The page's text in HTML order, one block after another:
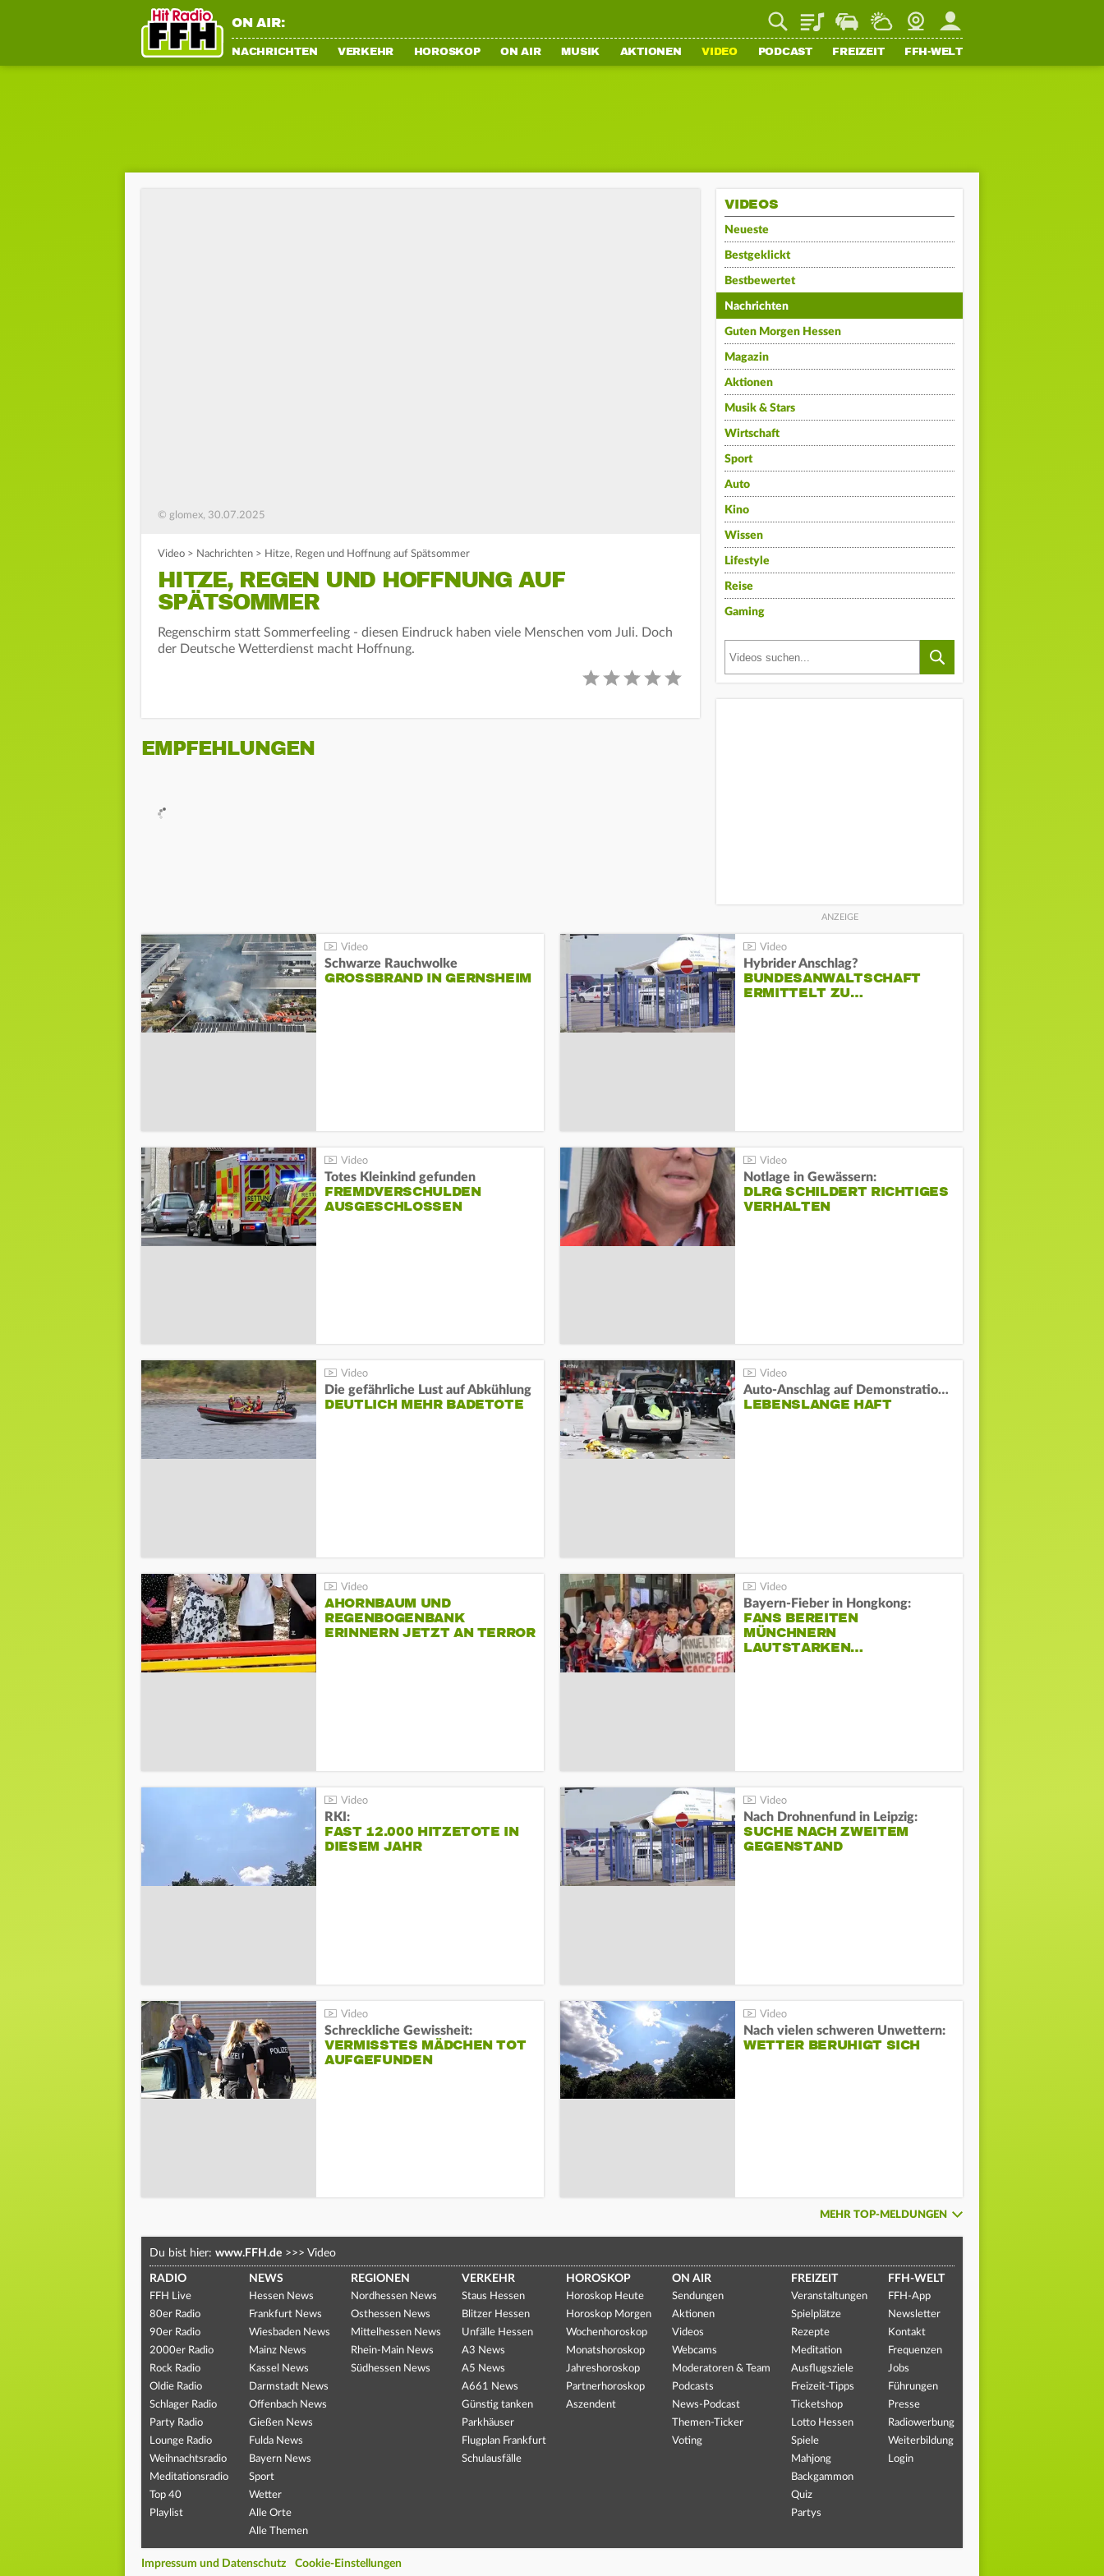
ON AIR: PlaylistStaupilotWetterWebcamMein FFH
NACHRICHTEN VERKEHR HOROSKOP ON AIR MUSIK AKTIONEN VIDEO PODCAST FREIZEIT FFH-WELT
© glomex, 30.07.2025
Video > Nachrichten > Hitze, Regen und Hoffnung auf Spätsommer
HITZE, REGEN UND HOFFNUNG AUF
SPÄTSOMMER
Regenschirm statt Sommerfeeling - diesen Eindruck haben viele Menschen vom Juli. Doch
der Deutsche Wetterdienst macht Hoffnung.
EMPFEHLUNGEN
VIDEOS
Neueste
Bestgeklickt
Bestbewertet
Nachrichten
Guten Morgen Hessen
Magazin
Aktionen
Musik & Stars
Wirtschaft
Sport
Auto
Kino
Wissen
Lifestyle
Reise
Gaming
Schwarze Rauchwolke
GROSSBRAND IN GERNSHEIM
Hybrider Anschlag?
BUNDESANWALTSCHAFT
ERMITTELT ZU…
Totes Kleinkind gefunden
FREMDVERSCHULDEN
AUSGESCHLOSSEN
Notlage in Gewässern:
DLRG SCHILDERT RICHTIGES
VERHALTEN
Die gefährliche Lust auf Abkühlung
DEUTLICH MEHR BADETOTE
Auto-Anschlag auf Demonstration in München:
LEBENSLANGE HAFT
AHORNBAUM UND
REGENBOGENBANK
ERINNERN JETZT AN TERROR
Bayern-Fieber in Hongkong:
FANS BEREITEN
MÜNCHNERN
LAUTSTARKEN…
RKI:
FAST 12.000 HITZETOTE IN
DIESEM JAHR
Nach Drohnenfund in Leipzig:
SUCHE NACH ZWEITEM
GEGENSTAND
Schreckliche Gewissheit:
VERMISSTES MÄDCHEN TOT
AUFGEFUNDEN
Nach vielen schweren Unwettern:
WETTER BERUHIGT SICH
MEHR TOP-MELDUNGEN
Du bist hier: www.FFH.de >>> Video
RADIO
FFH Live
80er Radio
90er Radio
2000er Radio
Rock Radio
Oldie Radio
Schlager Radio
Party Radio
Lounge Radio
Weihnachtsradio
Meditationsradio
Top 40
Playlist
NEWS
Hessen News
Frankfurt News
Wiesbaden News
Mainz News
Kassel News
Darmstadt News
Offenbach News
Gießen News
Fulda News
Bayern News
Sport
Wetter
Alle Orte
Alle Themen
REGIONEN
Nordhessen News
Osthessen News
Mittelhessen News
Rhein-Main News
Südhessen News
VERKEHR
Staus Hessen
Blitzer Hessen
Unfälle Hessen
A3 News
A5 News
A661 News
Günstig tanken
Parkhäuser
Flugplan Frankfurt
Schulausfälle
HOROSKOP
Horoskop Heute
Horoskop Morgen
Wochenhoroskop
Monatshoroskop
Jahreshoroskop
Partnerhoroskop
Aszendent
ON AIR
Sendungen
Aktionen
Videos
Webcams
Moderatoren & Team
Podcasts
News-Podcast
Themen-Ticker
Voting
FREIZEIT
Veranstaltungen
Spielplätze
Rezepte
Meditation
Ausflugsziele
Freizeit-Tipps
Ticketshop
Lotto Hessen
Spiele
Mahjong
Backgammon
Quiz
Partys
FFH-WELT
FFH-App
Newsletter
Kontakt
Frequenzen
Jobs
Führungen
Presse
Radiowerbung
Weiterbildung
Login
Impressum und Datenschutz Cookie-Einstellungen